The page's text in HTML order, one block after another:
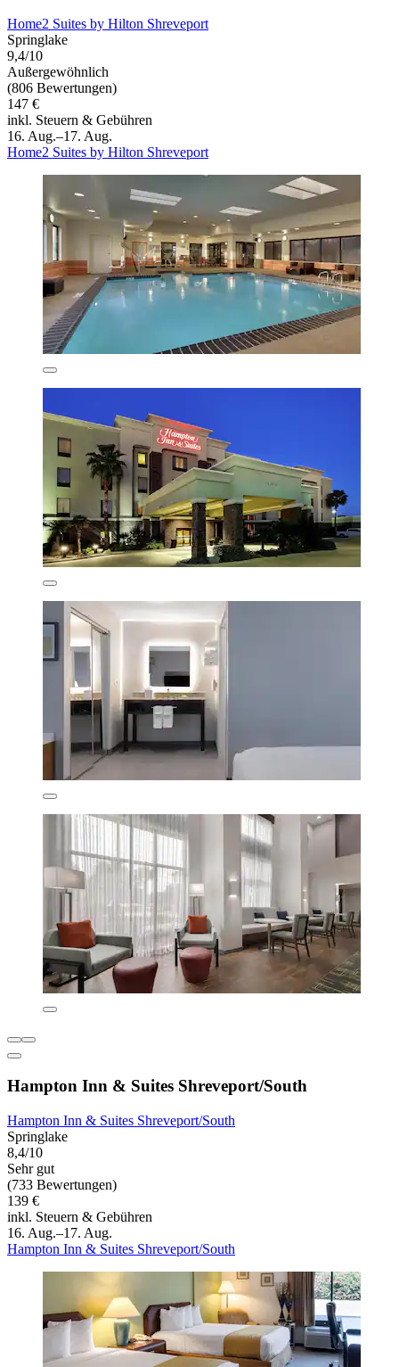
Home2 Suites by Hilton Shreveport
Springlake
9,4/10
Außergewöhnlich
(806 Bewertungen)
147 €
inkl. Steuern & Gebühren
16. Aug.–17. Aug.
Home2 Suites by Hilton Shreveport
Hampton Inn & Suites Shreveport/South
Hampton Inn & Suites Shreveport/South
Springlake
8,4/10
Sehr gut
(733 Bewertungen)
139 €
inkl. Steuern & Gebühren
16. Aug.–17. Aug.
Hampton Inn & Suites Shreveport/South